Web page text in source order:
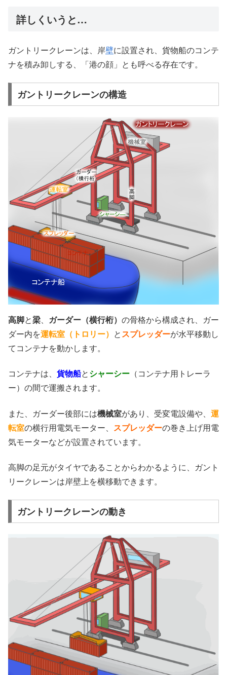
詳しくいうと…
ガントリークレーンは、岸壁に設置され、貨物船のコンテ
ナを積み卸しする、「港の顔」とも呼べる存在です。
ガントリークレーンの構造
高脚と梁、 ガーダー（横行桁） の骨格から構成され、ガー
ダー内を運転室（トロリー） とスプレッダーが水平移動し
てコンテナを動かします。
コンテナは、 貨物船とシャーシー （コンテナ用トレーラ
ー）の間で運搬されます。
また、ガーダー後部には機械室があり、受変電設備や、 運
転室の横行用電気モーター、 スプレッダーの巻き上げ用電
気モーターなどが設置されています。
高脚の足元がタイヤであることからわかるように、ガント
リークレーンは岸壁上を横移動できます。
ガントリークレーンの動き